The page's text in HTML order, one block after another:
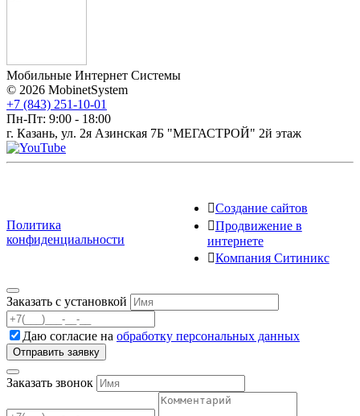
Мобильные Интернет Системы
© 2026 MobinetSystem
+7 (843) 251-10-01
Пн-Пт: 9:00 - 18:00
г. Казань, ул. 2я Азинская 7Б "МЕГАСТРОЙ" 2й этаж
Политика
конфиденциальности
Создание сайтов
Продвижение в
интернете
Компания Ситиникс
Заказать с установкой
Даю согласие на обработку персональных данных
Заказать звонок